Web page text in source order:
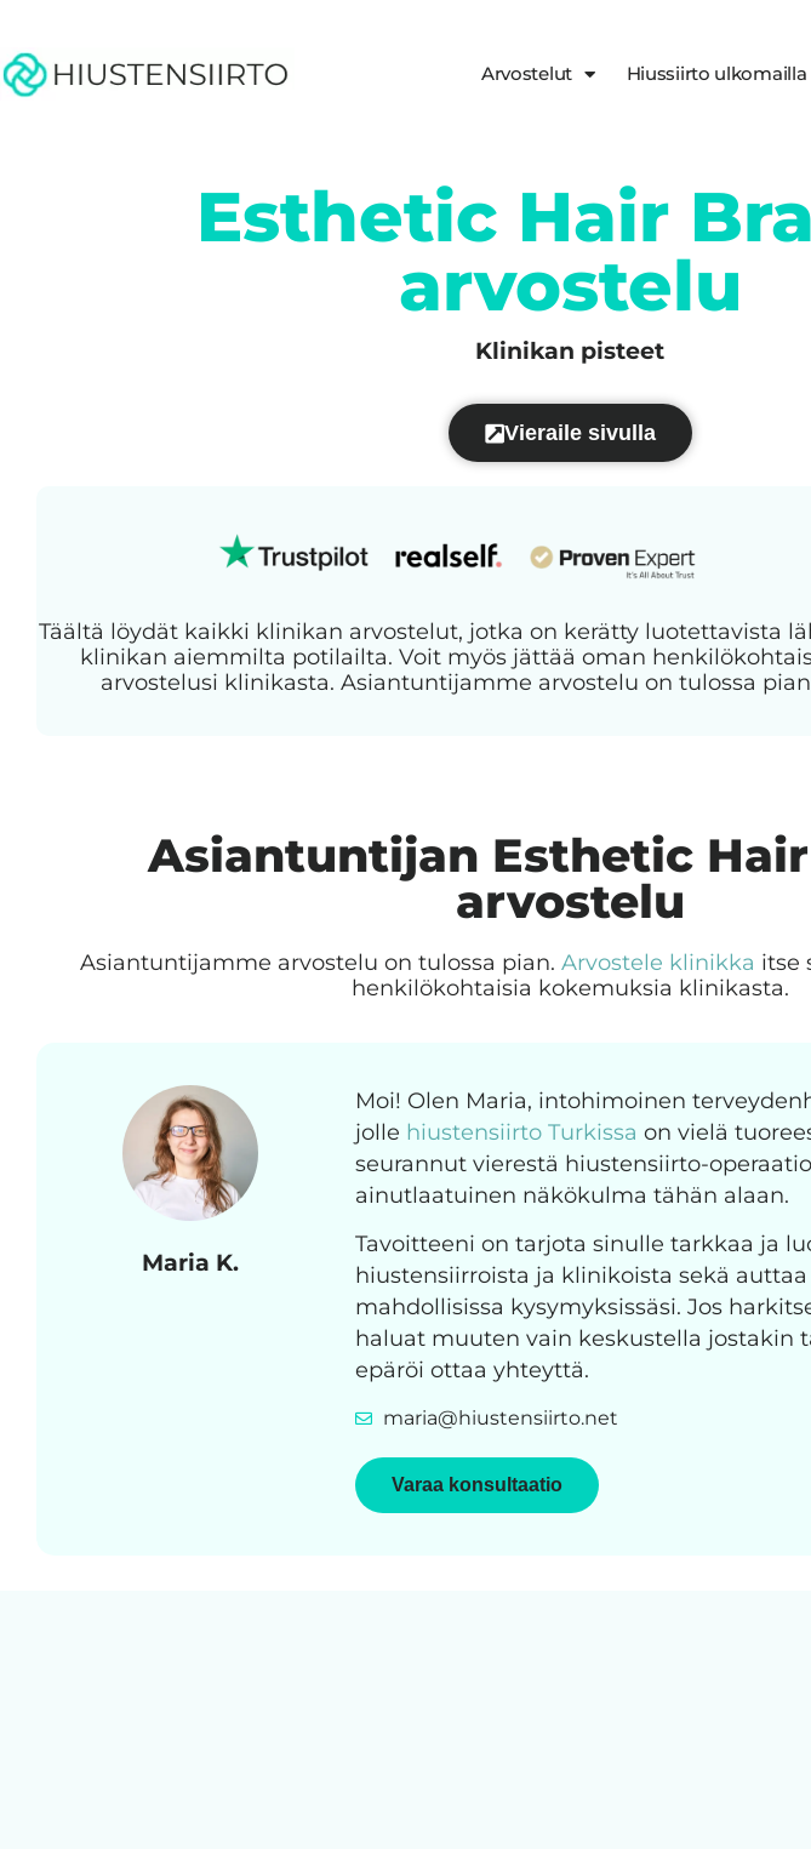
Arvostelut Hiussiirto ulkomailla
Esthetic Hair
arvostelu
Klinikan pisteet
Vieraile sivulla
Täältä löydät kaikki klinikan arvostelut, jotka on kerätty luotettavista
klinikan aiemmilta potilailta. Voit myös jättää oman
arvostelusi klinikasta. Asiantuntijamme arvostelu on tulossa
Asiantuntijan Esthetic
arvostelu
Asiantuntijamme arvostelu on tulossa pian. Arvostele klinikka itse
henkilökohtaisia kokemuksia klinikasta.
Maria K.
Moi! Olen Maria, intohimoinen
jolle hiustensiirto Turkissa on vielä
seurannut vierestä hiustensiirto-
ainutlaatuinen näkökulma tähän alaan.
Tavoitteeni on tarjota sinulle tarkkaa ja
hiustensiirroista ja klinikoista sekä auttaa
mahdollisissa kysymyksissäsi. Jos
haluat muuten vain keskustella jostakin
epäröi ottaa yhteyttä.
maria@hiustensiirto.net
Varaa konsultaatio